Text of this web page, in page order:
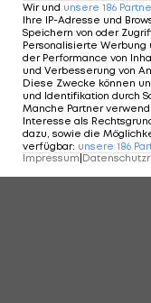
Wir und unsere 186
Ihre IP-Adresse und
Speichern von oder
Personalisierte
der Performance von
und Verbesserung von
Diese Zwecke können
und Identifikation durch
Manche Partner
Interesse als
dazu, sowie die
verfügbar: unsere 186
Impressum